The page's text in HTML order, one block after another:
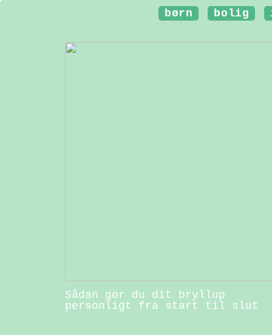
børn bolig
Sådan gør du dit bryllup
personligt fra start til slut